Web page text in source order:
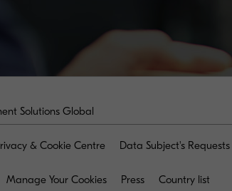
Solutions Global
& Cookie Centre Data Subject's Requests
Manage Your Cookies Press Country list